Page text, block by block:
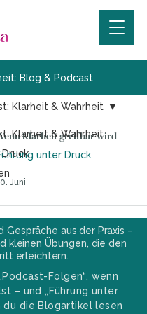
Blog & Podcast
Klarheit & Wahrheit
Klarheit & Wahrheit
Klarheit greifbar wird
unter Druck
Juni
Gespräche aus der Praxis –
kleinen Übungen, die den
erleichtern.
Folgen“, wenn
– und „Führung unter
du die Blogartikel lesen